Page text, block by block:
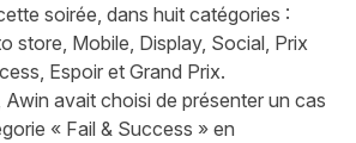
soirée, dans huit catégories :
store, Mobile, Display, Social, Prix
Espoir et Grand Prix.
avait choisi de présenter un cas
« Fail & Success » en